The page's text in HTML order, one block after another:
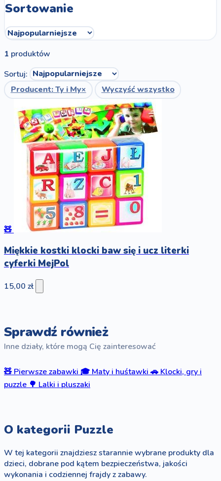
Sortowanie
1 produktów
Sortuj:
Producent: Ty i My× Wyczyść wszystko
🧸
Miękkie kostki klocki baw się i ucz literki
cyferki MejPol
15,00 zł
Sprawdź również
Inne działy, które mogą Cię zainteresować
🧸 Pierwsze zabawki 🎓 Maty i huśtawki 🚗 Klocki, gry i
puzzle 🌳 Lalki i pluszaki
O kategorii Puzzle
W tej kategorii znajdziesz starannie wybrane produkty dla
dzieci, dobrane pod kątem bezpieczeństwa, jakości
wykonania i codziennej frajdy z zabawy.